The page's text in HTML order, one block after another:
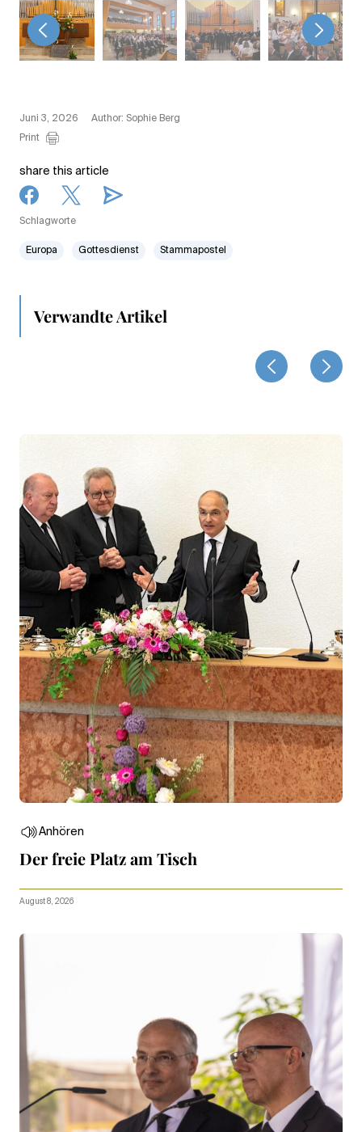
< >
Juni 3, 2026
Author: Sophie Berg
Print
share this article
Schlagworte
Europa Gottesdienst Stammapostel
Verwandte Artikel
Anhören
Der freie Platz am Tisch
August 8, 2026